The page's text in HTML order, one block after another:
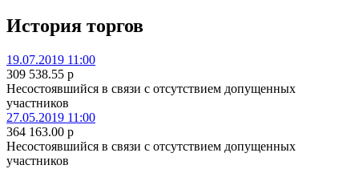
История торгов
19.07.2019 11:00
309 538.55 p
Несостоявшийся в связи с отсутствием допущенных
участников
27.05.2019 11:00
364 163.00 p
Несостоявшийся в связи с отсутствием допущенных
участников